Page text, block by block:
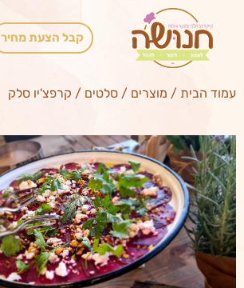
קבל הצעת מחיר
עמוד הבית / מוצרים / סלטים / קרפצ'יו סלק